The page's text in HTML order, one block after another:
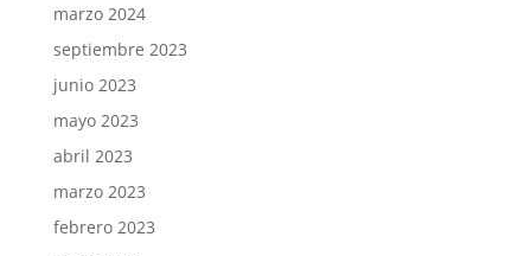
marzo 2024
septiembre 2023
junio 2023
mayo 2023
abril 2023
marzo 2023
febrero 2023